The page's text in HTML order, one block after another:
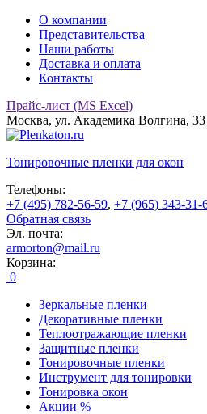
О компании
Представительства
Наши работы
Доставка и оплата
Контакты
Прайс-лист (MS Excel)
Москва, ул. Академика Волгина, 33
Тонировочные пленки для окон
Телефоны:
+7 (495) 782-56-59, +7 (965) 343-31-
Обратная связь
Эл. почта:
armorton@mail.ru
Корзина:
0
Зеркальные пленки
Декоративные пленки
Теплоотражающие пленки
Защитные пленки
Тонировочные пленки
Инструмент для тонировки
Тонировка окон
Акции %